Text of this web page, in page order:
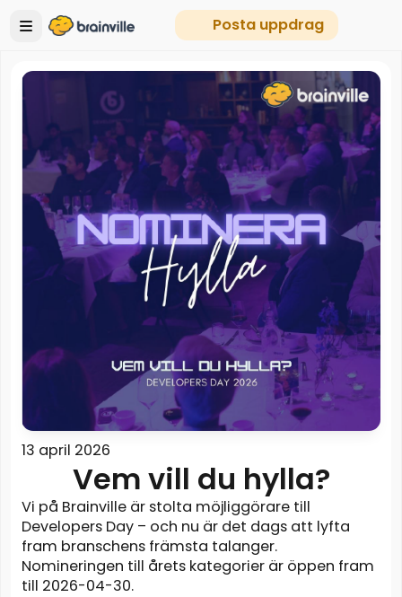
Posta uppdrag
13 april 2026
Vem vill du hylla?
Vi på Brainville är stolta möjliggörare till
Developers Day– och nu är det dags att lyfta
fram branschens främsta talanger.
Nomineringen till årets kategorier är öppen fram
till 2026-04-30.